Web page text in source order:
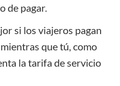
de pagar.
si los viajeros pagan
que tú, como
la tarifa de servicio